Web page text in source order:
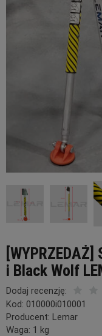
i Black Wolf
Dodaj recenzję:
Kod: 010000i010001
Producent: Lemar
Waga: 1 kg